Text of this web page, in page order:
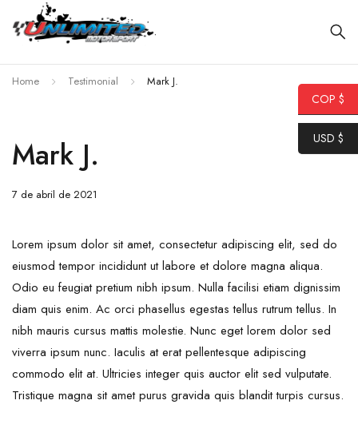
Home Testimonial Mark J.
Mark J.
7 de abril de 2021
Lorem ipsum dolor sit amet, consectetur adipiscing elit, sed do
eiusmod tempor incididunt ut labore et dolore magna aliqua.
Odio eu feugiat pretium nibh ipsum. Nulla facilisi etiam dignissim
diam quis enim. Ac orci phasellus egestas tellus rutrum tellus. In
nibh mauris cursus mattis molestie. Nunc eget lorem dolor sed
viverra ipsum nunc. Iaculis at erat pellentesque adipiscing
commodo elit at. Ultricies integer quis auctor elit sed vulputate.
Tristique magna sit amet purus gravida quis blandit turpis cursus.
COP $
USD $